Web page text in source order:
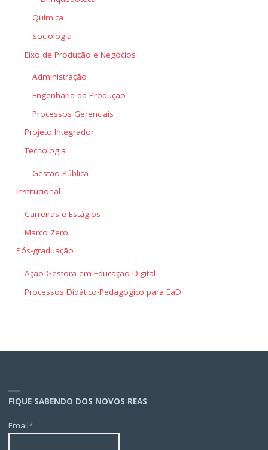
Química
Sociologia
Eixo de Produção e Negócios
Administração
Engenharia da Produção
Processos Gerenciais
Projeto Integrador
Tecnologia
Gestão Pública
Institucional
Carreiras e Estágios
Marco Zero
Pós-graduação
Ação Gestora em Educação Digital
Processos Didático-Pedagógico para EaD
FIQUE SABENDO DOS NOVOS REAS
Email*